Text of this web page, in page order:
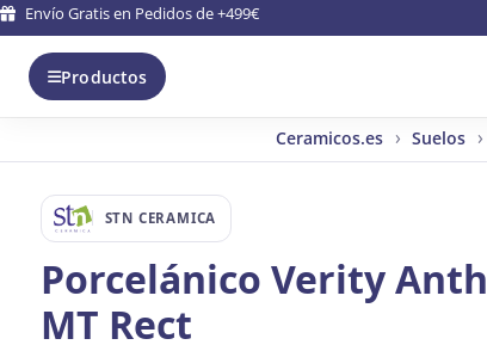
Envío Gratis en Pedidos de +499€
Productos
Ceramicos.es Suelos
STN CERAMICA
Porcelánico Verity
MT Rect